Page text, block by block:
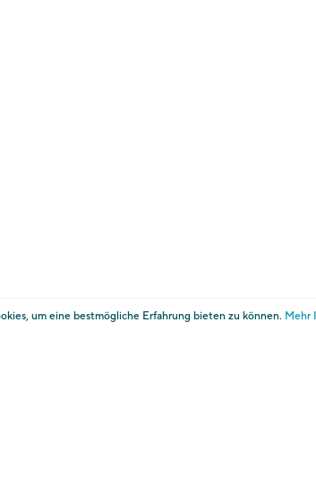
um eine bestmögliche Erfahrung bieten zu können. Mehr